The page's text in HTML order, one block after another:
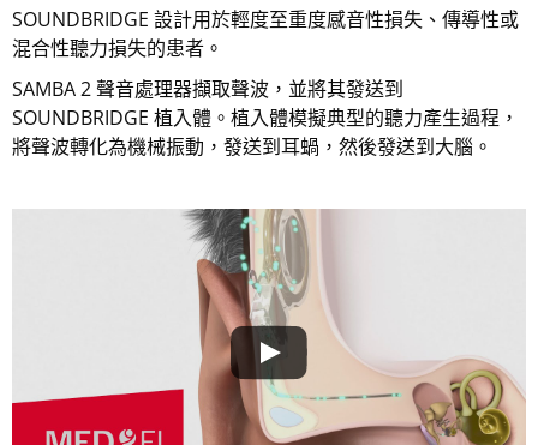
SOUNDBRIDGE 設計用於輕度至重度感音性損失、傳導性或
混合性聽力損失的患者。
SAMBA 2 聲音處理器擷取聲波，並將其發送到
SOUNDBRIDGE 植入體。植入體模擬典型的聽力產生過程，
將聲波轉化為機械振動，發送到耳蝸，然後發送到大腦。